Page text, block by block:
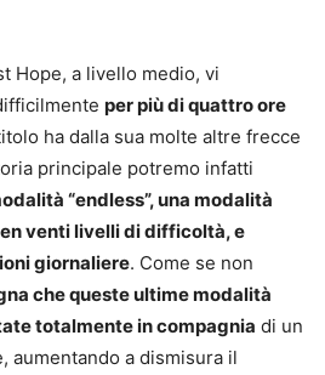
Hope, a livello medio, vi
per più di quattro ore
ha dalla sua molte altre frecce
principale potremo infatti
“endless”, una modalità
venti livelli di difficoltà, e
giornaliere. Come se non
che queste ultime modalità
totalmente in compagnia di un
aumentando a dismisura il